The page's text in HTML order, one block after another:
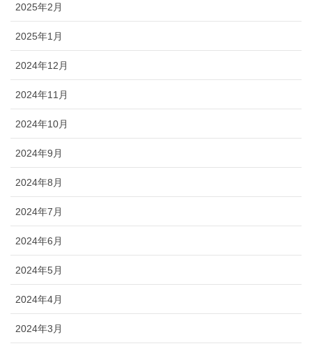
2025年2月
2025年1月
2024年12月
2024年11月
2024年10月
2024年9月
2024年8月
2024年7月
2024年6月
2024年5月
2024年4月
2024年3月